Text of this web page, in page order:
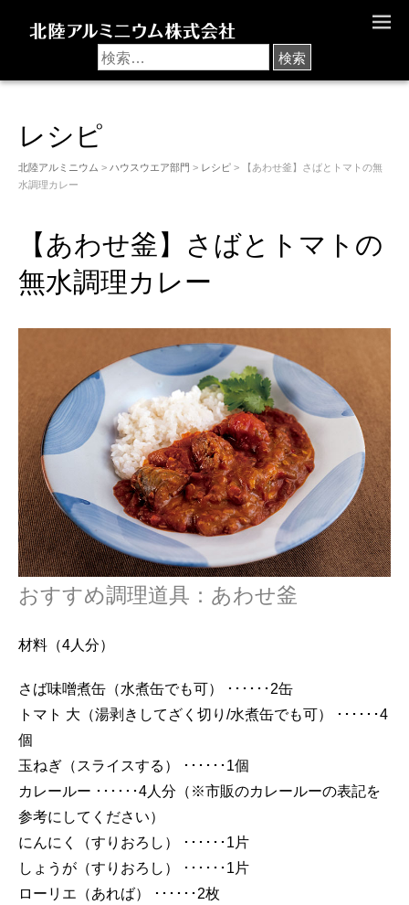
U
レシピ
北陸アルミニウム > ハウスウエア部門 > レシピ > 【あわせ釜】さばとトマトの無
水調理カレー
【あわせ釜】さばとトマトの
無水調理カレー
おすすめ調理道具：あわせ釜
材料（4人分）
さば味噌煮缶（水煮缶でも可） ･･････2缶
トマト 大（湯剥きしてざく切り/水煮缶でも可） ･･････4
個
玉ねぎ（スライスする） ･･････1個
カレールー ･･････4人分（※市販のカレールーの表記を
参考にしてください）
にんにく（すりおろし） ･･････1片
しょうが（すりおろし） ･･････1片
ローリエ（あれば） ･･････2枚